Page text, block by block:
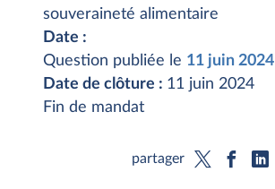
souveraineté alimentaire
Date :
Question publiée le 11 juin 2024
Date de clôture : 11 juin 2024
Fin de mandat
partager